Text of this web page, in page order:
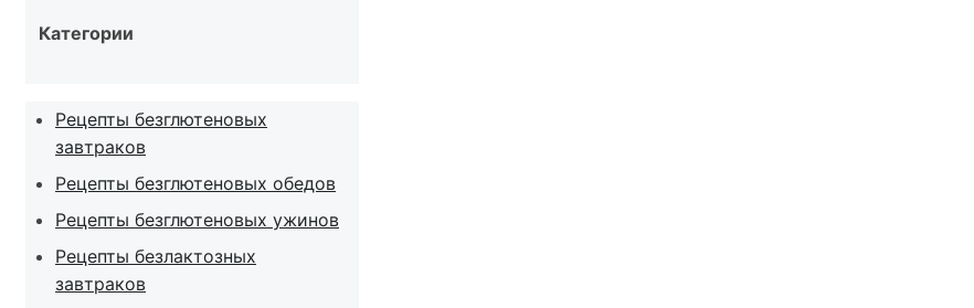
Категории
Рецепты безглютеновых
завтраков
Рецепты безглютеновых обедов
Рецепты безглютеновых ужинов
Рецепты безлактозных
завтраков